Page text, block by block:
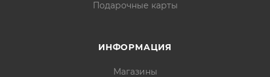
Подарочные карты
ИНФОРМАЦИЯ
Магазины